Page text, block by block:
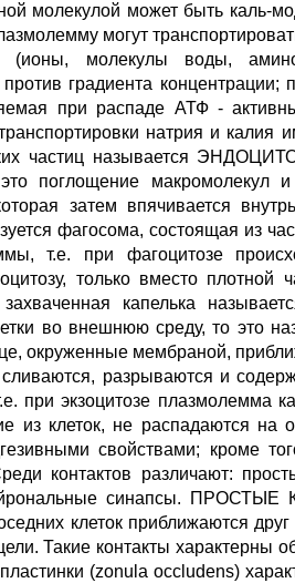
молекулой может быть
могут
(ионы, молекулы воды,
градиента концентрации;
при распаде АТФ -
натрия и калия
частиц называется
поглощение макромолекул и
затем впячивается
фагосома, состоящая из
т.е. при фагоцитозе
только вместо
капелька
во внешнюю среду, то это
окруженные мембраной,
разрываются и
при экзоцитозе
из клеток, не распадаются на
свойствами; кроме
контактов различают:
синапсы. ПРОСТЫЕ
клеток приближаются
Такие контакты
(zonula occludens)